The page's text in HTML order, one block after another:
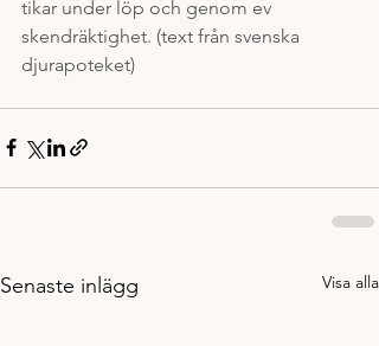
tikar under löp och genom ev
skendräktighet. (text från svenska
djurapoteket)
Senaste inlägg Visa alla